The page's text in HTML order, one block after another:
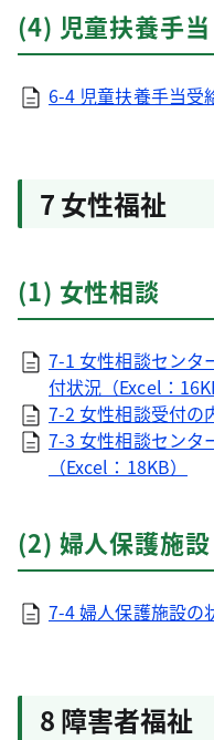
(4) 児童扶養手当
6-4 児童扶養手当受
7 女性福祉
(1) 女性相談
7-1 女性相談センタ
付状況（Excel：
7-2 女性相談受付の
7-3 女性相談センタ
（Excel：18KB）
(2) 婦人保護施設
7-4 婦人保護施設の
8 障害者福祉